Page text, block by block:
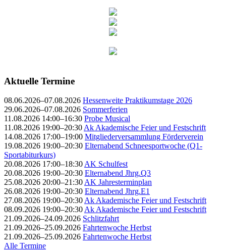
Aktuelle Termine
08.06.2026–07.08.2026 Hessenweite Praktikumstage 2026
29.06.2026–07.08.2026 Sommerferien
11.08.2026 14:00–16:30 Probe Musical
11.08.2026 19:00–20:30 Ak Akademische Feier und Festschrift
14.08.2026 17:00–19:00 Mitgliederversammlung Förderverein
19.08.2026 19:00–20:30 Elternabend Schneesportwoche (Q1-
Sportabiturkurs)
20.08.2026 17:00–18:30 AK Schulfest
20.08.2026 19:00–20:30 Elternabend Jhrg.Q3
25.08.2026 20:00–21:30 AK Jahresterminplan
26.08.2026 19:00–20:30 Elternabend Jhrg.E1
27.08.2026 19:00–20:30 Ak Akademische Feier und Festschrift
08.09.2026 19:00–20:30 Ak Akademische Feier und Festschrift
21.09.2026–24.09.2026 Schlitzfahrt
21.09.2026–25.09.2026 Fahrtenwoche Herbst
21.09.2026–25.09.2026 Fahrtenwoche Herbst
Alle Termine